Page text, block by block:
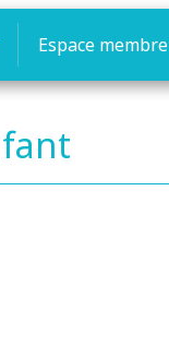
Espace membre